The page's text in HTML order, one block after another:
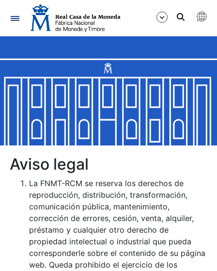
Navegación
Mostrar/Ocultar
Mostrar/Ocultar
Mostrar/Ocultar
Mostrar/Ocultar
Aviso legal
La FNMT-RCM se reserva los derechos de
reproducción, distribución, transformación,
comunicación pública, mantenimiento,
corrección de errores, cesión, venta, alquiler,
préstamo y cualquier otro derecho de
propiedad intelectual o industrial que pueda
corresponderle sobre el contenido de su página
web. Queda prohibido el ejercicio de los